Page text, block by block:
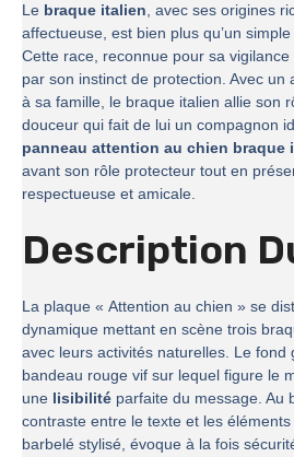
Le braque italien, avec ses origines
affectueuse, est bien plus qu’un
Cette race, reconnue pour sa
par son instinct de protection. Avec un
à sa famille, le braque italien allie son
douceur qui fait de lui un compagnon
panneau attention au chien braque
avant son rôle protecteur tout en
respectueuse et amicale.
Description
La plaque « Attention au chien » se
dynamique mettant en scène trois
avec leurs activités naturelles. Le fond
bandeau rouge vif sur lequel figure le
une lisibilité parfaite du message. Au
contraste entre le texte et les
barbelé stylisé, évoque à la fois